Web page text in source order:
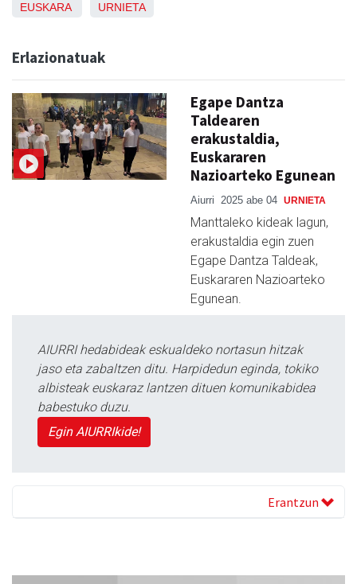
EUSKARA URNIETA
Erlazionatuak
Egape Dantza
Taldearen
erakustaldia,
Euskararen
Nazioarteko Egunean
Aiurri 2025 abe 04 URNIETA
Manttaleko kideak lagun,
erakustaldia egin zuen
Egape Dantza Taldeak,
Euskararen Nazioarteko
Egunean.
AIURRI hedabideak eskualdeko nortasun hitzak
jaso eta zabaltzen ditu. Harpidedun eginda, tokiko
albisteak euskaraz lantzen dituen komunikabidea
babestuko duzu.
Egin AIURRIkide!
Erantzun